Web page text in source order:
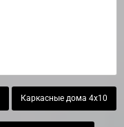
Каркасные дома 4х10